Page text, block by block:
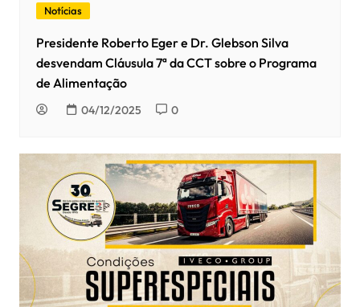
Notícias
Presidente Roberto Eger e Dr. Glebson Silva
desvendam Cláusula 7ª da CCT sobre o Programa
de Alimentação
04/12/2025 0